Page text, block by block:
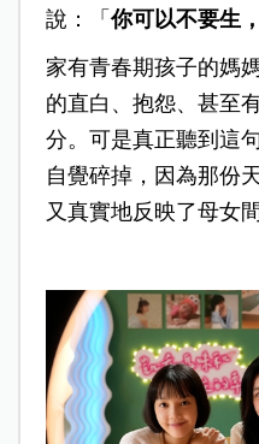
說：「你可以不要生
家有青春期孩子的媽
的直白、抱怨、甚至
分。可是真正聽到這
自覺碎掉，因為那份
又真實地反映了母女